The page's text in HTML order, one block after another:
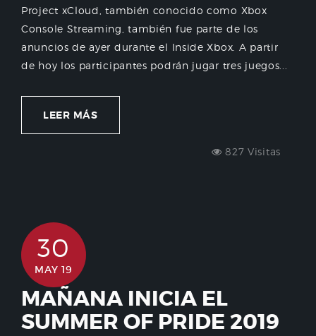
Project xCloud, también conocido como Xbox
Console Streaming, también fue parte de los
anuncios de ayer durante el Inside Xbox. A partir
de hoy los participantes podrán jugar tres juegos...
LEER MÁS
827 Visitas
30
MAY 19
MAÑANA INICIA EL
SUMMER OF PRIDE 2019